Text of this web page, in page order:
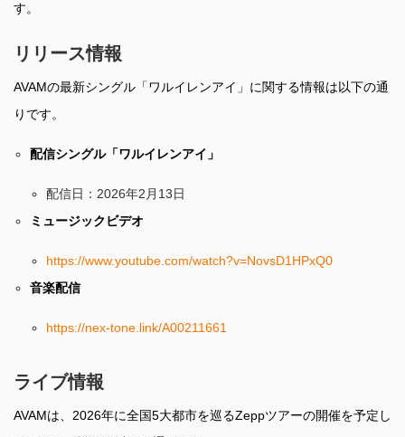
す。
リリース情報
AVAMの最新シングル「ワルイレンアイ」に関する情報は以下の通
りです。
配信シングル「ワルイレンアイ」
配信日：2026年2月13日
ミュージックビデオ
https://www.youtube.com/watch?v=NovsD1HPxQ0
音楽配信
https://nex-tone.link/A00211661
ライブ情報
AVAMは、2026年に全国5大都市を巡るZeppツアーの開催を予定し